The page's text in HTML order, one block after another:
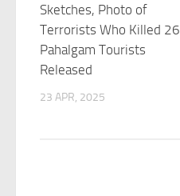
Sketches, Photo of
Terrorists Who Killed 26
Pahalgam Tourists
Released
23 APR, 2025